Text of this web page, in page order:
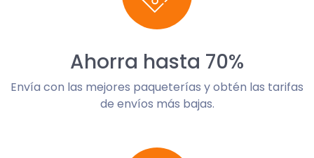
Ahorra hasta 70%
Envía con las mejores paqueterías y obtén las tarifas
de envíos más bajas.